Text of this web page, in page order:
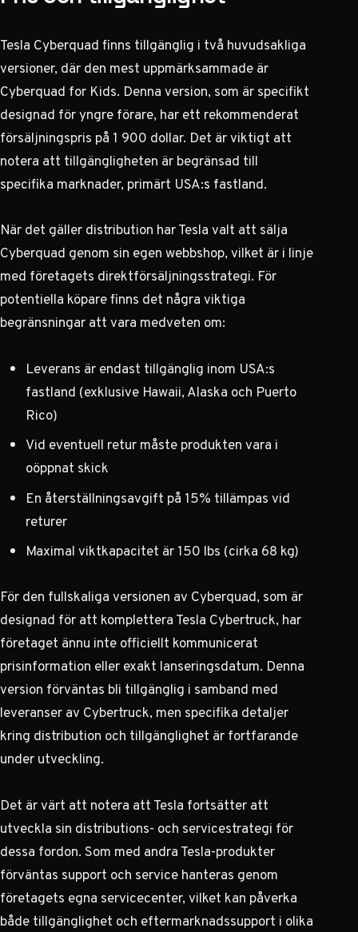
Tesla Cyberquad finns tillgänglig i två huvudsakliga
versioner, där den mest uppmärksammade är
Cyberquad for Kids. Denna version, som är specifikt
designad för yngre förare, har ett rekommenderat
försäljningspris på 1 900 dollar. Det är viktigt att
notera att tillgängligheten är begränsad till
specifika marknader, primärt USA:s fastland.
När det gäller distribution har Tesla valt att sälja
Cyberquad genom sin egen webbshop, vilket är i linje
med företagets direktförsäljningsstrategi. För
potentiella köpare finns det några viktiga
begränsningar att vara medveten om:
Leverans är endast tillgänglig inom USA:s
fastland (exklusive Hawaii, Alaska och Puerto
Rico)
Vid eventuell retur måste produkten vara i
oöppnat skick
En återställningsavgift på 15% tillämpas vid
returer
Maximal viktkapacitet är 150 lbs (cirka 68 kg)
För den fullskaliga versionen av Cyberquad, som är
designad för att komplettera Tesla Cybertruck, har
företaget ännu inte officiellt kommunicerat
prisinformation eller exakt lanseringsdatum. Denna
version förväntas bli tillgänglig i samband med
leveranser av Cybertruck, men specifika detaljer
kring distribution och tillgänglighet är fortfarande
under utveckling.
Det är värt att notera att Tesla fortsätter att
utveckla sin distributions- och servicestrategi för
dessa fordon. Som med andra Tesla-produkter
förväntas support och service hanteras genom
företagets egna servicecenter, vilket kan påverka
både tillgänglighet och eftermarknadssupport i olika